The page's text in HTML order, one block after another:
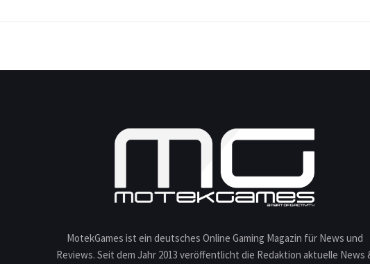
MotekGames ist ein deutsches Online Gaming Magazin für News und
Reviews. Seit dem Jahr 2013 veröffentlicht die Redaktion aktuelle News